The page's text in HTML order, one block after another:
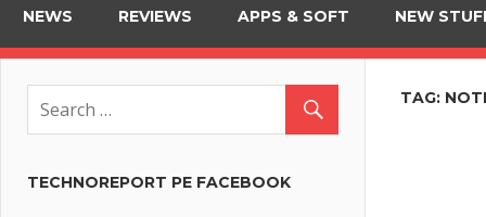
NEWS REVIEWS APPS & SOFT NEW
TAG:
TECHNOREPORT PE FACEBOOK